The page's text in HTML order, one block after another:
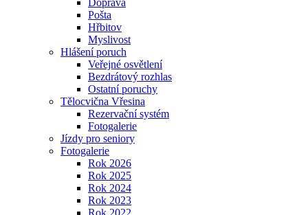
Doprava
Pošta
Hřbitov
Myslivost
Hlášení poruch
Veřejné osvětlení
Bezdrátový rozhlas
Ostatní poruchy
Tělocvična Vřesina
Rezervační systém
Fotogalerie
Jízdy pro seniory
Fotogalerie
Rok 2026
Rok 2025
Rok 2024
Rok 2023
Rok 2022